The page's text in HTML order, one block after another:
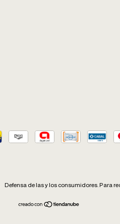
Defensa de las y los consumidores. Para